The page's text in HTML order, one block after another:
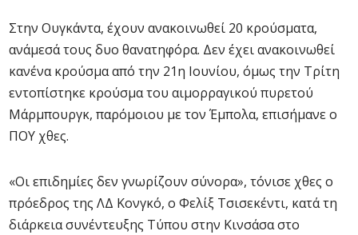
Στην Ουγκάντα, έχουν ανακοινωθεί 20 κρούσματα,
ανάμεσά τους δυο θανατηφόρα. Δεν έχει ανακοινωθεί
κανένα κρούσμα από την 21η Ιουνίου, όμως την Τρίτη
εντοπίστηκε κρούσμα του αιμορραγικού πυρετού
Μάρμπουργκ, παρόμοιου με τον Έμπολα, επισήμανε ο
ΠΟΥ χθες.
«Οι επιδημίες δεν γνωρίζουν σύνορα», τόνισε χθες ο
πρόεδρος της ΛΔ Κονγκό, ο Φελίξ Τσισεκέντι, κατά τη
διάρκεια συνέντευξης Τύπου στην Κινσάσα στο